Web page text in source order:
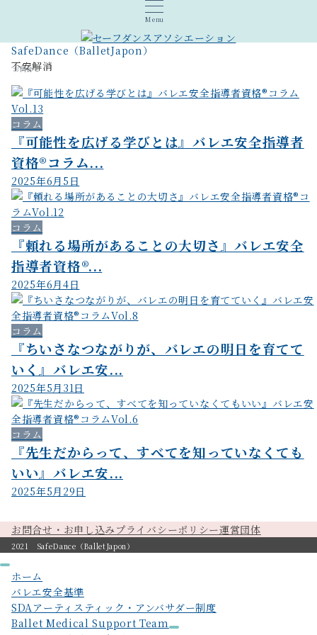
Menu
お問合せ
SafeDance（BalletJapon）
不安解消
コラム
『可能性を広げる学びとは』バレエ安全指導者
資格®︎コラム...
2025年6月5日
コラム
『頼れる場所があることの大切さ』バレエ安全
指導者資格®︎...
2025年6月4日
コラム
『ちいさなつながりが、バレエの明日を育てて
いく』バレエ安...
2025年5月31日
コラム
『先生だからって、すべてを知っていなくても
いい』バレエ安...
2025年5月29日
お問合せ・お申し込みプライバシーポリシー運営団体
2021 SafeDance（BalletJapon）
ホーム
バレエ安全基準
SDAアーティスティック・アンバサダー制度
Ballet Medical Support Team